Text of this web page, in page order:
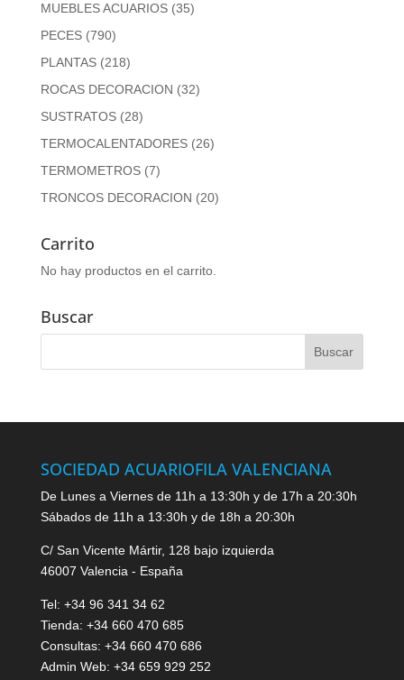
MUEBLES ACUARIOS (35)
PECES (790)
PLANTAS (218)
ROCAS DECORACION (32)
SUSTRATOS (28)
TERMOCALENTADORES (26)
TERMOMETROS (7)
TRONCOS DECORACION (20)
Carrito
No hay productos en el carrito.
Buscar
SOCIEDAD ACUARIOFILA VALENCIANA
De Lunes a Viernes de 11h a 13:30h y de 17h a 20:30h
Sábados de 11h a 13:30h y de 18h a 20:30h
C/ San Vicente Mártir, 128 bajo izquierda
46007 Valencia - España
Tel: +34 96 341 34 62
Tienda: +34 660 470 685
Consultas: +34 660 470 686
Admin Web: +34 659 929 252